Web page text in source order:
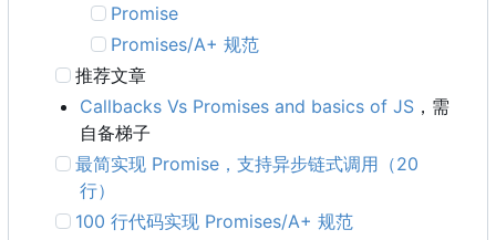
Promise
Promises/A+ 规范
推荐文章
Callbacks Vs Promises and basics of JS ，需
自备梯子
最简实现 Promise ，支持异步链式调用 （20
行）
100 行代码实现 Promises/A+ 规范